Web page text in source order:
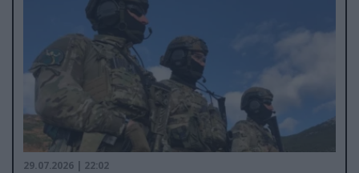
29.07.2026 | 22:02